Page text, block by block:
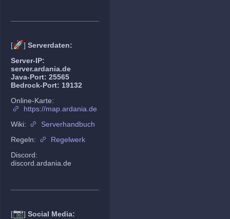
[🚀] Serverdaten:
Server-IP:
server.ardania.de
Java-Port: 25565
Bedrock-Port: 19132
Online-Karte:
https://map.ardania.de
Wiki:
Serverhandbuch
Regeln:
Regelwerk
Discord:
discord.ardania.de
[📷] Social Media: